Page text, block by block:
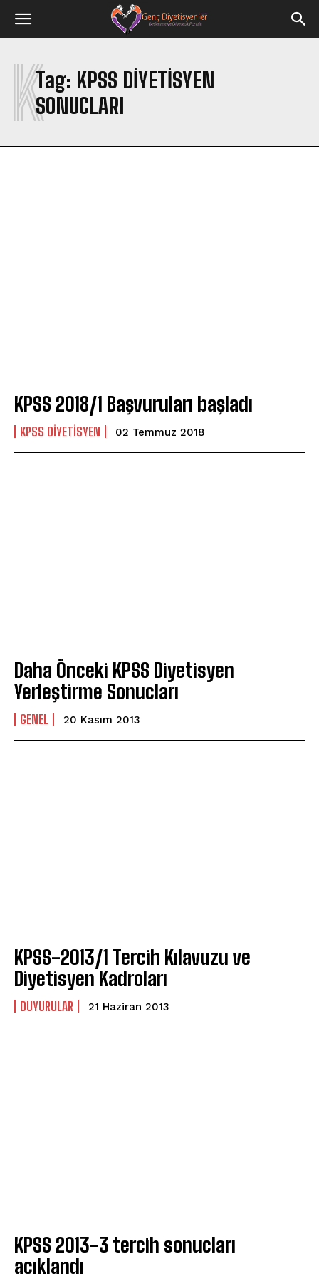
Tag: KPSS DIYETISYEN
SONUCLARI
K
KPSS 2018/1 Başvuruları başladı
KPSS DIYETISYEN 02 Temmuz 2018
Daha Önceki KPSS Diyetisyen
Yerleştirme Sonucları
GENEL 20 Kasım 2013
KPSS-2013/1 Tercih Kılavuzu ve
Diyetisyen Kadroları
DUYURULAR 21 Haziran 2013
KPSS 2013-3 tercih sonucları
acıklandı